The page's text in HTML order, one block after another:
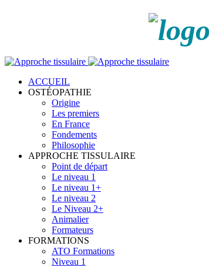
ACCUEIL
OSTÉOPATHIE
Origine
Les premiers
En France
Fondements
Philosophie
APPROCHE TISSULAIRE
Point de départ
Le niveau 1
Le niveau 1+
Le niveau 2
Le Niveau 2+
Animalier
Formateurs
FORMATIONS
ATO Formations
Niveau 1